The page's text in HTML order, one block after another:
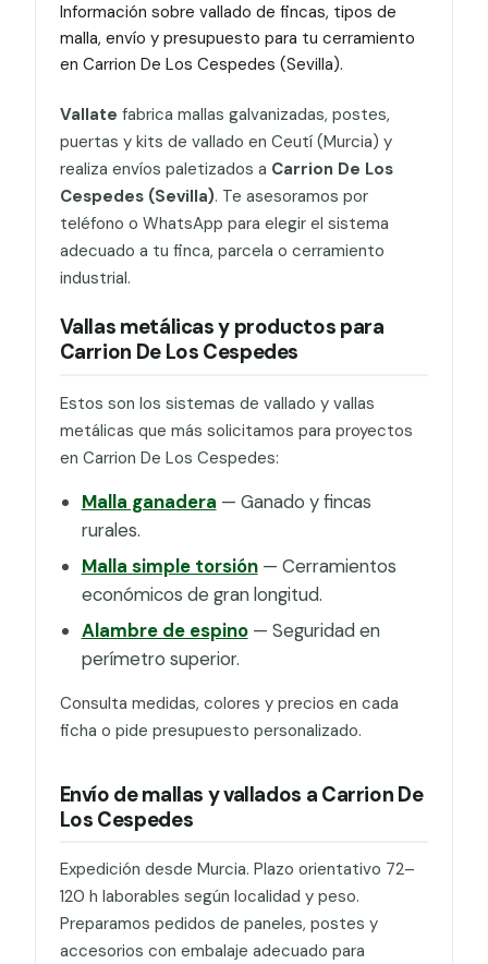
Información sobre vallado de fincas, tipos de
malla, envío y presupuesto para tu cerramiento
en Carrion De Los Cespedes (Sevilla).
Vallate fabrica mallas galvanizadas, postes,
puertas y kits de vallado en Ceutí (Murcia) y
realiza envíos paletizados a Carrion De Los
Cespedes (Sevilla). Te asesoramos por
teléfono o WhatsApp para elegir el sistema
adecuado a tu finca, parcela o cerramiento
industrial.
Vallas metálicas y productos para
Carrion De Los Cespedes
Estos son los sistemas de vallado y vallas
metálicas que más solicitamos para proyectos
en Carrion De Los Cespedes:
Malla ganadera — Ganado y fincas
rurales.
Malla simple torsión— Cerramientos
económicos de gran longitud.
Alambre de espino— Seguridad en
perímetro superior.
Consulta medidas, colores y precios en cada
ficha o pide presupuesto personalizado.
Envío de mallas y vallados a Carrion De
Los Cespedes
Expedición desde Murcia. Plazo orientativo 72–
120 h laborables según localidad y peso.
Preparamos pedidos de paneles, postes y
accesorios con embalaje adecuado para